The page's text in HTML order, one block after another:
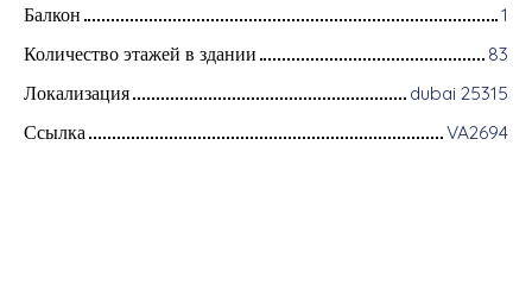
Балкон
1
Количество этажей в здании
83
Локализация
dubai 25315
Ссылка
VA2694